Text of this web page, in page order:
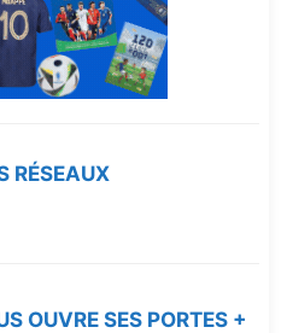
RÉSEAUX
OUVRE SES PORTES +